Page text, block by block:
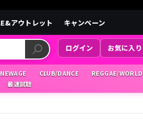
アウトレット キャンペーン
ログイン お気に入り
CLUB/DANCE REGGAE/WORLD
最速試聴